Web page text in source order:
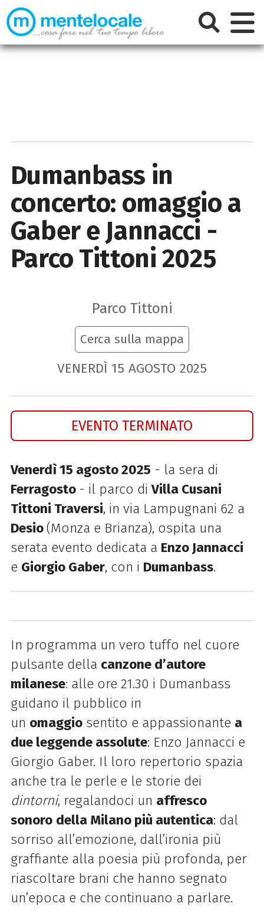
Dumanbass in
concerto: omaggio a
Gaber e Jannacci -
Parco Tittoni 2025
Parco Tittoni
Cerca sulla mappa
VENERDÌ 15 AGOSTO 2025
EVENTO TERMINATO
Venerdì 15 agosto 2025 - la sera di
Ferragosto - il parco diVilla Cusani
Tittoni Traversi, in via Lampugnani 62 a
Desio(Monza e Brianza), ospita una
serata evento dedicata a Enzo Jannacci
e Giorgio Gaber, con i Dumanbass.
In programma un vero tuffo nel cuore
pulsante della canzone d’autore
milanese: alle ore 21.30 i Dumanbass
guidano il pubblico in
un omaggio sentito e appassionante a
due leggende assolute: Enzo Jannacci e
Giorgio Gaber. Il loro repertorio spazia
anche tra le perle e le storie dei
dintorni, regalandoci un affresco
sonoro della Milano più autentica: dal
sorriso all’emozione, dall’ironia più
graffiante alla poesia più profonda, per
riascoltare brani che hanno segnato
un’epoca e che continuano a parlare.